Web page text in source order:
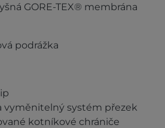
GORE-TEX® membrána
podrážka
vyměnitelný systém přezek
kotníkové chrániče